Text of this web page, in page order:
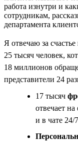
работа изнутри и
сотрудникам,
департамента
Я отвечаю за
25 тысяч человек,
18 миллионов
представители 24
17 тысяч
отвечает
и в чате 24/